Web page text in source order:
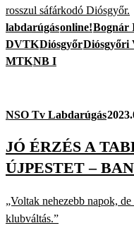
rosszul sáfárkodó Diósgyőr.
labdarúgásonline!Bognár
DVTKDiósgyőrDiósgyőri
MTKNB I
NSO Tv Labdarúgás
JÓ ÉRZÉS A
ÚJPESTET –
„Voltak nehezebb napok,
klubváltás.”